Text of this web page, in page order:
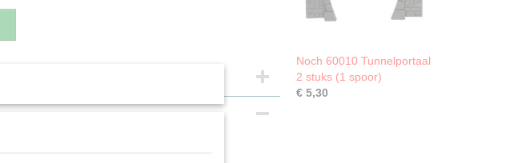
4007246580521
Nieuw dubbelspoor
Noch 60010 Tunnelportaal
2 stuks (1 spoor)
€ 5,30